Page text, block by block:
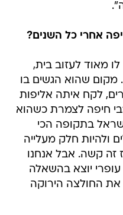
אחרי כל השנים?
מאוד לעזוב בית,
מקום שהוא הגשים בו
לקח איתה אליפות
מכבי חיפה לצמרת כשהוא
בתקופה הכי
ולהיות חלק מעלייה
זה קשה. אבל אנחנו
עופרי יוצא בהשאלה
את החולצה הירוקה